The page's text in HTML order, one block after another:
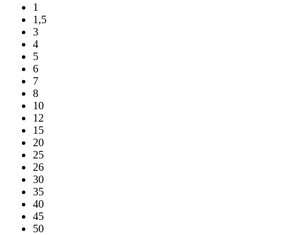
1
1,5
3
4
5
6
7
8
10
12
15
20
25
26
30
35
40
45
50